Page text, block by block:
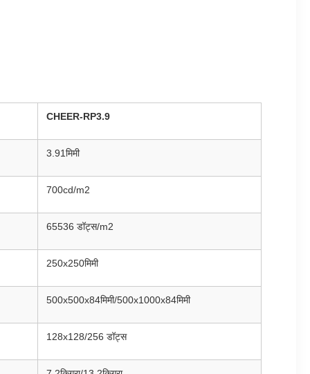
CHEER-RP3.9
3.91मिमी
700cd/m2
65536 डॉट्स/m2
250x250मिमी
500x500x84मिमी/500x1000x84मिमी
128x128/256 डॉट्स